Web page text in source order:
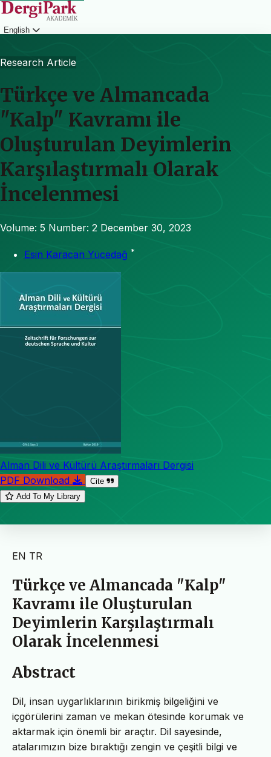
English
Research Article
Türkçe ve Almancada
"Kalp" Kavramı ile
Oluşturulan Deyimlerin
Karşılaştırmalı Olarak
İncelenmesi
Volume: 5 Number: 2 December 30, 2023
Esin Karacan Yücedağ *
Alman Dili ve Kültürü Araştırmaları Dergisi
PDF Download
Cite
Add To My Library
EN TR
Türkçe ve Almancada "Kalp"
Kavramı ile Oluşturulan
Deyimlerin Karşılaştırmalı
Olarak İncelenmesi
Abstract
Dil, insan uygarlıklarının birikmiş bilgeliğini ve
içgörülerini zaman ve mekan ötesinde korumak ve
aktarmak için önemli bir araçtır. Dil sayesinde,
atalarımızın bize bıraktığı zengin ve çeşitli bilgi ve